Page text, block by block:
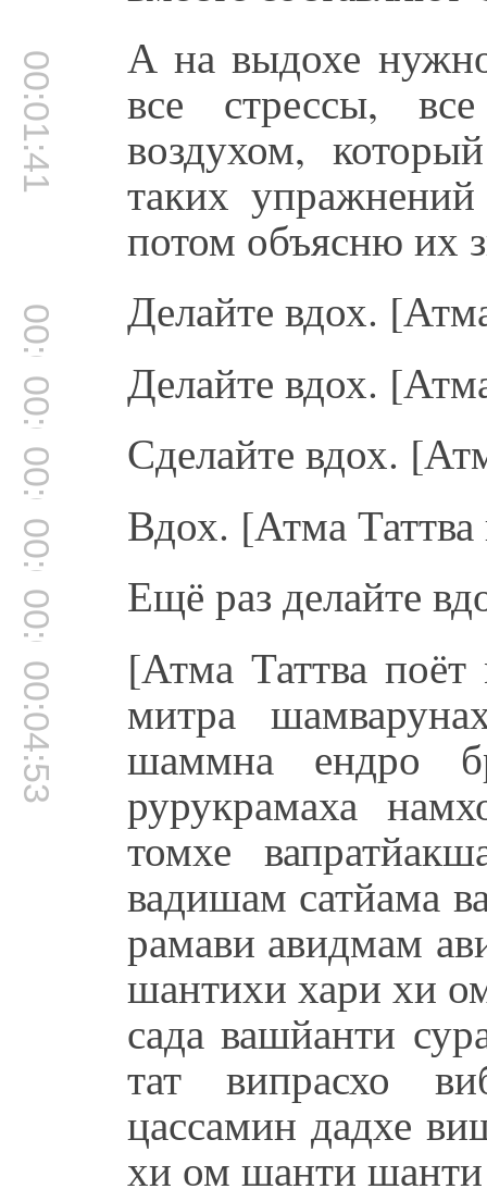
00:01:41 А на выдохе
все стрессы,
воздухом,
таких
потом объясню их
00:02:08 Делайте вдох.
00:02:45 Делайте вдох.
00:03:19 Сделайте вдох.
00:03:50 Вдох. [Атма
00:04:23 Ещё раз делайте
00:04:53 [Атма Таттва
митра
шаммна ендро
рурукрамаха
томхе
вадишам сатйама
рамави авидмам
шантихи хари хи
сада вашйанти
тат випрасхо
цассамин дадхе
хи ом шанти